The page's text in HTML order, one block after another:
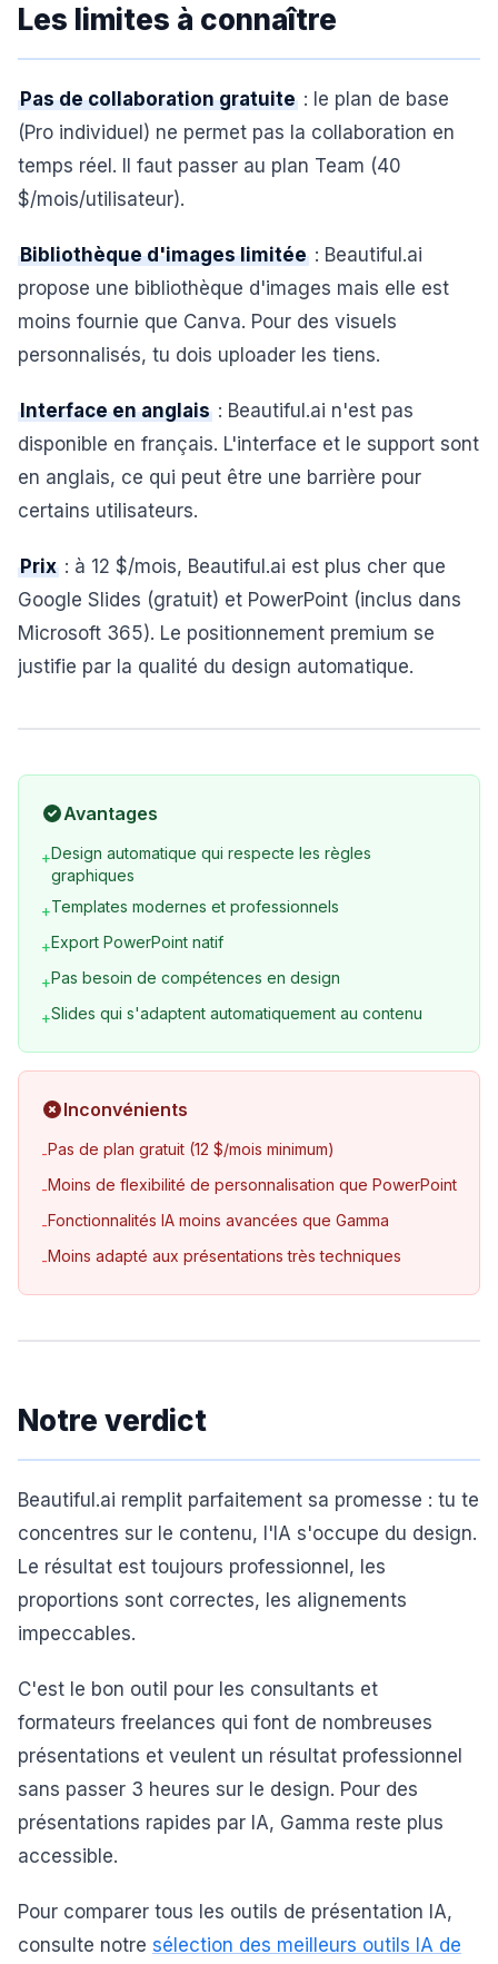
Les limites à connaître
Pas de collaboration gratuite : le plan de base
(Pro individuel) ne permet pas la collaboration en
temps réel. Il faut passer au plan Team (40
$/mois/utilisateur).
Bibliothèque d'images limitée : Beautiful.ai
propose une bibliothèque d'images mais elle est
moins fournie que Canva. Pour des visuels
personnalisés, tu dois uploader les tiens.
Interface en anglais : Beautiful.ai n'est pas
disponible en français. L'interface et le support sont
en anglais, ce qui peut être une barrière pour
certains utilisateurs.
Prix : à 12 $/mois, Beautiful.ai est plus cher que
Google Slides (gratuit) et PowerPoint (inclus dans
Microsoft 365). Le positionnement premium se
justifie par la qualité du design automatique.
Avantages
+Design automatique qui respecte les règles
graphiques
+Templates modernes et professionnels
+Export PowerPoint natif
+Pas besoin de compétences en design
+Slides qui s'adaptent automatiquement au contenu
Inconvénients
-Pas de plan gratuit (12 $/mois minimum)
-Moins de flexibilité de personnalisation que PowerPoint
-Fonctionnalités IA moins avancées que Gamma
-Moins adapté aux présentations très techniques
Notre verdict
Beautiful.ai remplit parfaitement sa promesse : tu te
concentres sur le contenu, l'IA s'occupe du design.
Le résultat est toujours professionnel, les
proportions sont correctes, les alignements
impeccables.
C'est le bon outil pour les consultants et
formateurs freelances qui font de nombreuses
présentations et veulent un résultat professionnel
sans passer 3 heures sur le design. Pour des
présentations rapides par IA, Gamma reste plus
accessible.
Pour comparer tous les outils de présentation IA,
consulte notre sélection des meilleurs outils IA de